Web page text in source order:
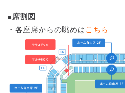
■席割図
・各座席からの眺めは こちら